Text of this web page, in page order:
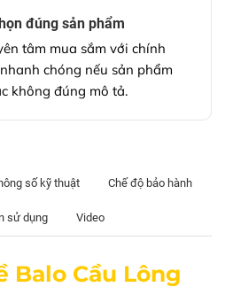
đúng sản phẩm
tâm mua sắm với chính
chóng nếu sản phẩm
không đúng mô tả.
số kỹ thuật Chế độ bảo hành
sử dụng Video
Balo Cầu Lông